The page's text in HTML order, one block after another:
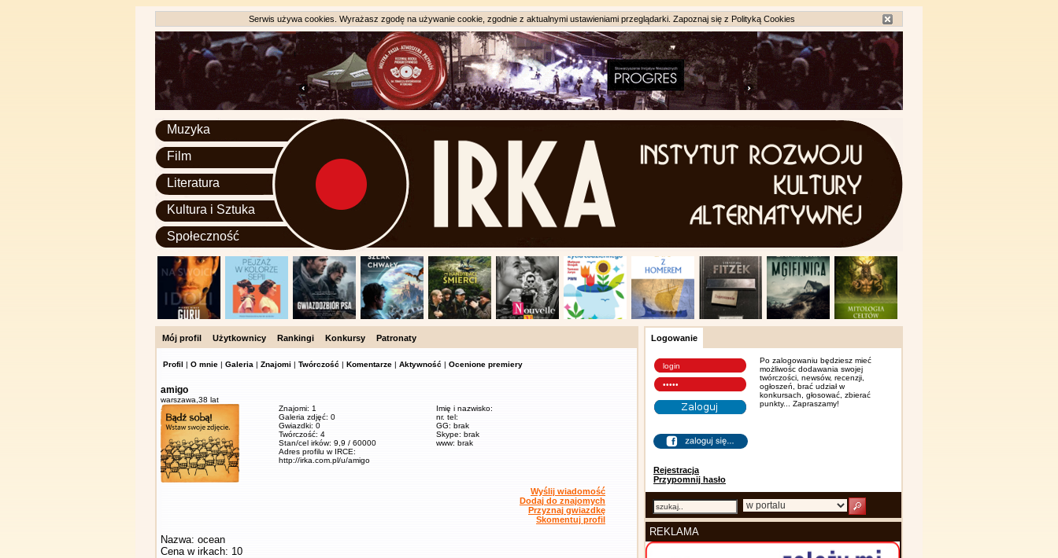
Serwis używa cookies. Wyrażasz zgodę na używanie cookie, zgodnie z aktualnymi ustawieniami przeglądarki. Zapoznaj się z Polityką Cookies
Muzyka
Film
Literatura
Kultura i Sztuka
Społeczność
Mój profil Użytkownicy Rankingi Konkursy Patronaty
Profil | O mnie | Galeria | Znajomi | Twórczość | Komentarze | Aktywność | Ocenione premiery
amigo
warszawa, 38 lat
Znajomi: 1
Galeria zdjęć: 0
Gwiazdki: 0
Twórczość: 4
Stan/cel irków: 9,9 / 60000
Adres profilu w IRCE:
http://irka.com.pl/u/amigo
Imię i nazwisko:
nr. tel:
GG: brak
Skype: brak
www: brak
Wyślij wiadomość
Dodaj do znajomych
Przyznaj gwiazdkę
Skomentuj profil
Nazwa: ocean
Cena w irkach: 10
Logowanie
Rejestracja
Przypomnij hasło
Po zalogowaniu będziesz mieć
możliwośc dodawania swojej
twórczości, newsów, recenzji,
ogłoszeń, brać udział w
konkursach, głosować, zbierać
punkty... Zapraszamy!
REKLAMA